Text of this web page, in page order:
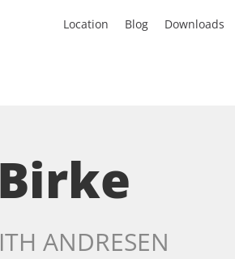
Location Blog Downloads
ANDRESEN